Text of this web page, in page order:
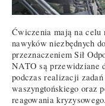
Ćwiczenia mają na celu
nawyków niezbędnych
przeznaczeniem Sił
NATO są przewidziane
podczas realizacji
waszyngtońskiego oraz
reagowania kryzysowego.